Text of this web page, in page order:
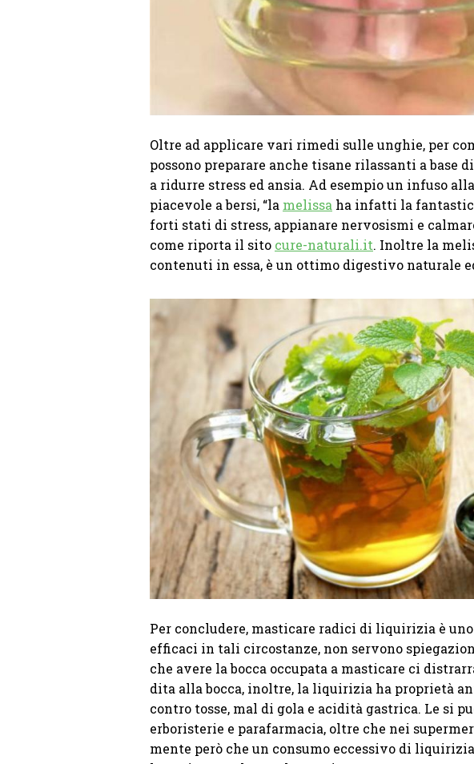
Oltre ad applicare vari rimedi sulle unghie, per
possono preparare anche tisane rilassanti a base
a ridurre stress ed ansia. Ad esempio un infuso
piacevole a bersi, “la melissa ha infatti la
forti stati di stress, appianare nervosismi e
come riporta il sito cure-naturali.it. Inoltre la
contenuti in essa, è un ottimo digestivo naturale
Per concludere, masticare radici di liquirizia è
efficaci in tali circostanze, non servono
che avere la bocca occupata a masticare ci
dita alla bocca, inoltre, la liquirizia ha proprietà
contro tosse, mal di gola e acidità gastrica. Le si
erboristerie e parafarmacia, oltre che nei
mente però che un consumo eccessivo di